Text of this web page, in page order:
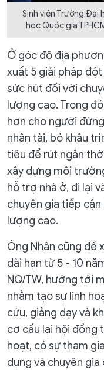
Sinh viên Trường Đại
học Quốc gia
Ở góc độ địa
xuất 5 giải pháp
sức hút đối với
lượng cao. Trong
hơn cho người
nhân tài, bỏ khâu
tiêu để rút ngắn
xây dựng môi
hỗ trợ nhà ở, đi lại
chuyên gia tiếp
lượng cao.
Ông Nhân cũng đề
dài hạn từ 5 - 10
NQ/TW, hướng tới
nhằm tạo sự linh
cứu, giảng dạy và
cơ cấu lại hội đồng
hoạt, có sự tham
dụng và chuyên